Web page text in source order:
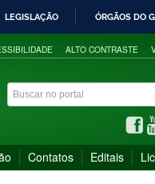
LEGISLAÇÃO ÓRGÃOS DO
ALTO CONTRASTE
Contatos Editais